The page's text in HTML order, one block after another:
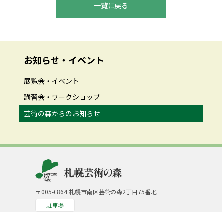
一覧に戻る
お知らせ・イベント
展覧会・イベント
講習会・ワークショップ
芸術の森からのお知らせ
〒005-0864 札幌市南区芸術の森2丁目75番地
駐車場